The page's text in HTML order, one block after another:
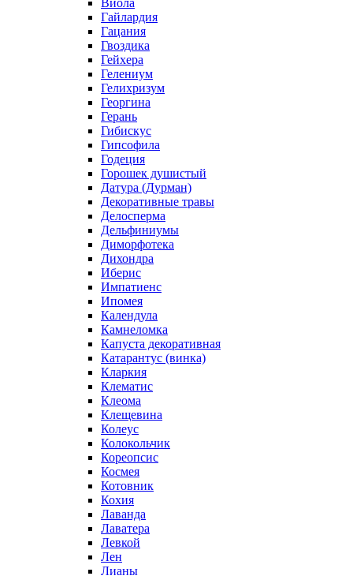
Виола
Гайлардия
Гацания
Гвоздика
Гейхера
Гелениум
Гелихризум
Георгина
Герань
Гибискус
Гипсофила
Годеция
Горошек душистый
Датура (Дурман)
Декоративные травы
Делосперма
Дельфиниумы
Диморфотека
Дихондра
Иберис
Импатиенс
Ипомея
Календула
Камнеломка
Капуста декоративная
Катарантус (винка)
Кларкия
Клематис
Клеома
Клещевина
Колеус
Колокольчик
Кореопсис
Космея
Котовник
Кохия
Лаванда
Лаватера
Левкой
Лен
Лианы